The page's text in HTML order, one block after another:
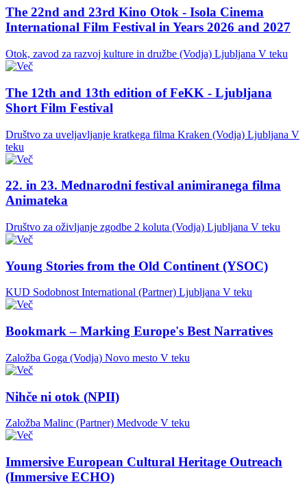
The 22nd and 23rd Kino Otok - Isola Cinema
International Film Festival in Years 2026 and 2027
Otok, zavod za razvoj kulture in družbe (Vodja) Ljubljana V teku
The 12th and 13th edition of FeKK - Ljubljana
Short Film Festival
Društvo za uveljavljanje kratkega filma Kraken (Vodja) Ljubljana V
teku
22. in 23. Mednarodni festival animiranega filma
Animateka
Društvo za oživljanje zgodbe 2 koluta (Vodja) Ljubljana V teku
Young Stories from the Old Continent (YSOC)
KUD Sodobnost International (Partner) Ljubljana V teku
Bookmark – Marking Europe's Best Narratives
Založba Goga (Vodja) Novo mesto V teku
Nihče ni otok (NPII)
Založba Malinc (Partner) Medvode V teku
Immersive European Cultural Heritage Outreach
(Immersive ECHO)